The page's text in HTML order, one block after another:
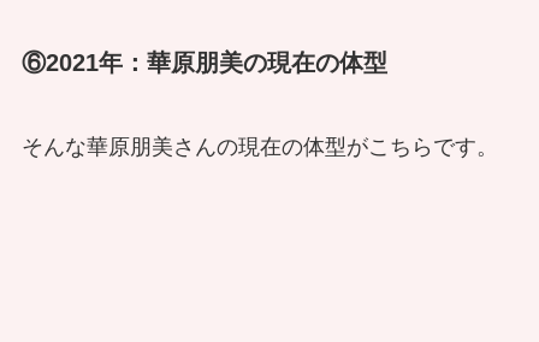
⑥2021年：華原朋美の現在の体型
そんな華原朋美さんの現在の体型がこちらです。